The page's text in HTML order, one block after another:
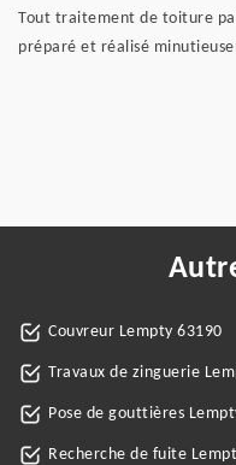
Tout traitement de toiture
préparé et réalisé
Couvreur Lempty 63190
Travaux de zinguerie
Pose de gouttières
Recherche de fuite